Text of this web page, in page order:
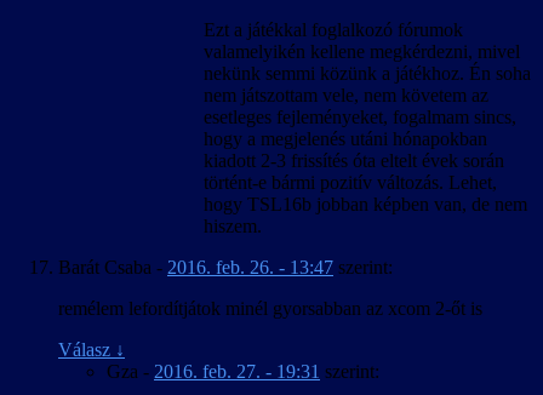
Ezt a játékkal foglalkozó fórumok
valamelyikén kellene megkérdezni, mivel
nekünk semmi közünk a játékhoz. Én soha
nem játszottam vele, nem követem az
esetleges fejleményeket, fogalmam sincs,
hogy a megjelenés utáni hónapokban
kiadott 2-3 frissítés óta eltelt évek során
történt-e bármi pozitív változás. Lehet,
hogy TSL16b jobban képben van, de nem
hiszem.
Barát Csaba - 2016. feb. 26. - 13:47 szerint:
remélem lefordítjátok minél gyorsabban az xcom 2-őt is
Válasz ↓
Gza - 2016. feb. 27. - 19:31 szerint: